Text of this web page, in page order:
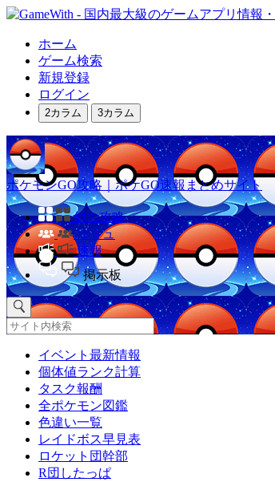
ホーム
ゲーム検索
新規登録
ログイン
2カラム 3カラム
ポケモンGO攻略｜ポケGO速報まとめサイト
他の攻略
コミュ
速報
掲示板
イベント最新情報
個体値ランク計算
タスク報酬
全ポケモン図鑑
色違い一覧
レイドボス早見表
ロケット団幹部
R団したっぱ